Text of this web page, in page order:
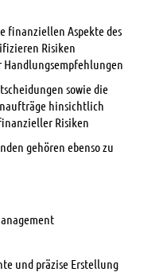
finanziellen Aspekte des
Risiken
sowie die
hinsichtlich
Risiken
gehören ebenso zu
und präzise Erstellung